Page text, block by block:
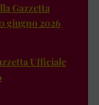
Gazzetta
giugno 2026
Ufficiale